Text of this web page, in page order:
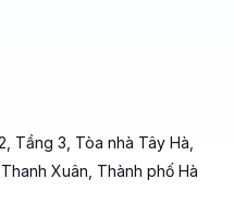
Tầng 3, Tòa nhà Tây Hà,
Xuân, Thành phố Hà